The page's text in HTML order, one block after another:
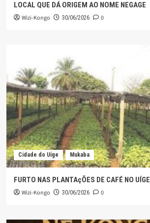
LOCAL QUE DÁ ORIGEM AO NOME NEGAGE
Wizi-Kongo 30/06/2026 0
Cidade do Uíge Mukaba
FURTO NAS PLANTAçÕES DE CAFÉ NO UÍGE
Wizi-Kongo 30/06/2026 0